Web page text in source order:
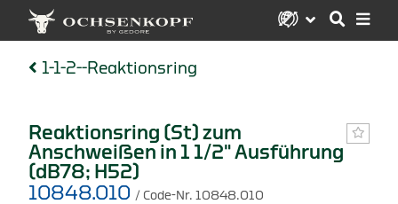
1-1-2--Reaktionsring
Reaktionsring (St) zum
Anschweißen in 1 1/2" Ausführung
(dB78; H52)
10848.010 / Code-Nr. 10848.010